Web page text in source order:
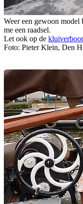
Weer een gewoon model
me een raadsel.
Let ook op de
Foto: Pieter Klein, Den